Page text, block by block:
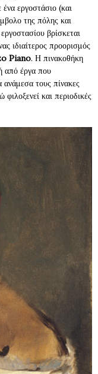
εργοστάσιο (και
της πόλης και
βρίσκεται
ιδιαίτερος προορισμός
Piano. Η πινακοθήκη
από έργα που
τους πίνακες
φιλοξενεί και περιοδικές